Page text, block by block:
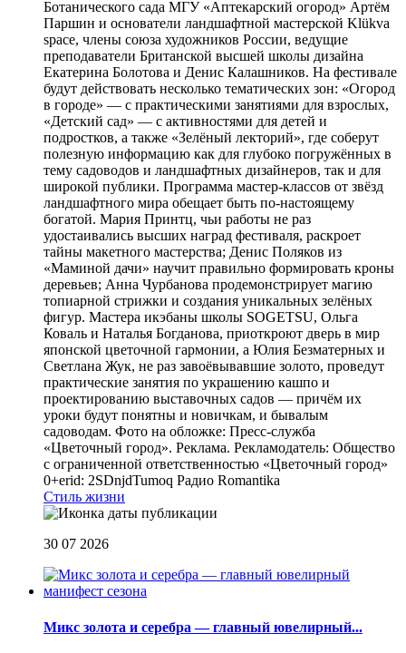
Ботанического сада МГУ «Аптекарский огород» Артём
Паршин и основатели ландшафтной мастерской Klükva
space, члены союза художников России, ведущие
преподаватели Британской высшей школы дизайна
Екатерина Болотова и Денис Калашников. На фестивале
будут действовать несколько тематических зон: «Огород
в городе» — с практическими занятиями для взрослых,
«Детский сад» — с активностями для детей и
подростков, а также «Зелёный лекторий», где соберут
полезную информацию как для глубоко погружённых в
тему садоводов и ландшафтных дизайнеров, так и для
широкой публики. Программа мастер-классов от звёзд
ландшафтного мира обещает быть по-настоящему
богатой. Мария Принтц, чьи работы не раз
удостаивались высших наград фестиваля, раскроет
тайны макетного мастерства; Денис Поляков из
«Маминой дачи» научит правильно формировать кроны
деревьев; Анна Чурбанова продемонстрирует магию
топиарной стрижки и создания уникальных зелёных
фигур. Мастера икэбаны школы SOGETSU, Ольга
Коваль и Наталья Богданова, приоткроют дверь в мир
японской цветочной гармонии, а Юлия Безматерных и
Светлана Жук, не раз завоёвывавшие золото, проведут
практические занятия по украшению кашпо и
проектированию выставочных садов — причём их
уроки будут понятны и новичкам, и бывалым
садоводам. Фото на обложке: Пресс-служба
«Цветочный город». Реклама. Рекламодатель: Общество
с ограниченной ответственностью «Цветочный город»
0+erid: 2SDnjdTumoq Радио Romantika
Стиль жизни
30 07 2026
Микс золота и серебра — главный ювелирный...